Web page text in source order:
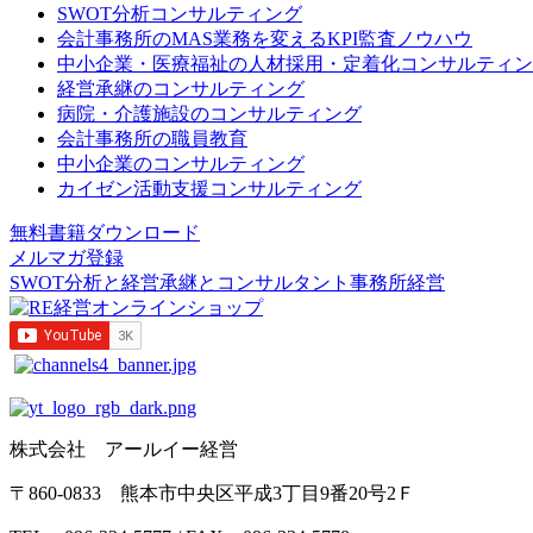
SWOT分析コンサルティング
会計事務所のMAS業務を変えるKPI監査ノウハウ
中小企業・医療福祉の人材採用・定着化コンサルティ
経営承継のコンサルティング
病院・介護施設のコンサルティング
会計事務所の職員教育
中小企業のコンサルティング
カイゼン活動支援コンサルティング
無料書籍ダウンロード
メルマガ登録
SWOT分析と経営承継とコンサルタント事務所経営
株式会社 アールイー経営
〒860-0833 熊本市中央区平成3丁目9番20号2Ｆ